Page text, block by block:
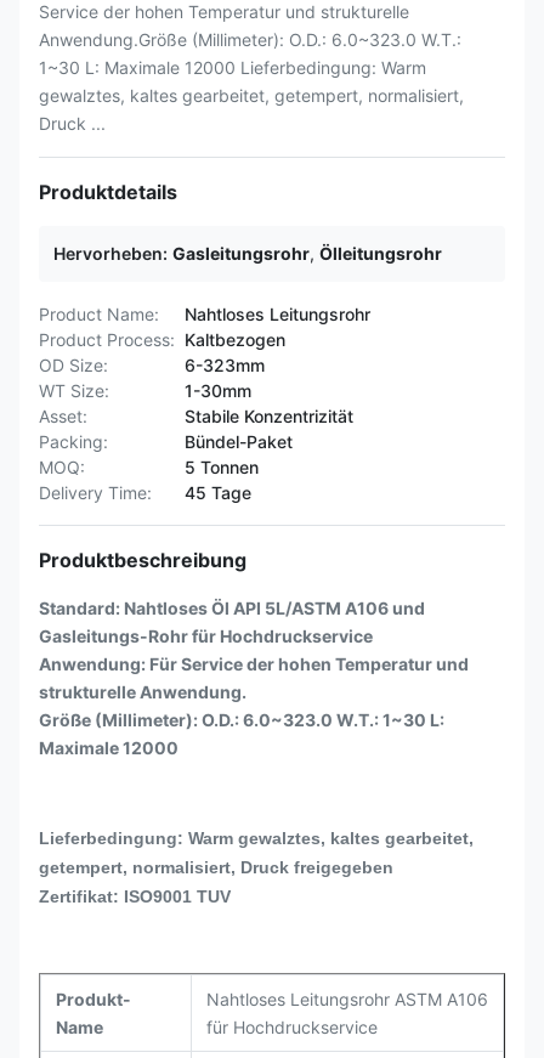
Service der hohen Temperatur und strukturelle
Anwendung.Größe (Millimeter): O.D.: 6.0~323.0 W.T.:
1~30 L: Maximale 12000 Lieferbedingung: Warm
gewalztes, kaltes gearbeitet, getempert, normalisiert,
Druck ...
Produktdetails
Hervorheben: Gasleitungsrohr, Ölleitungsrohr
Product Name:
Nahtloses Leitungsrohr
Product Process: Kaltbezogen
OD Size:
6-323mm
WT Size:
1-30mm
Asset:
Stabile Konzentrizität
Packing:
Bündel-Paket
MOQ:
5 Tonnen
Delivery Time:
45 Tage
Produktbeschreibung
Standard: Nahtloses Öl API 5L/ASTM A106 und
Gasleitungs-Rohr für Hochdruckservice
Anwendung: Für Service der hohen Temperatur und
strukturelle Anwendung.
Größe (Millimeter): O.D.: 6.0~323.0 W.T.: 1~30 L:
Maximale 12000
Lieferbedingung: Warm gewalztes, kaltes gearbeitet,
getempert, normalisiert, Druck freigegeben
Zertifikat: ISO9001 TUV
Produkt-
Name
Nahtloses Leitungsrohr ASTM A106
für Hochdruckservice